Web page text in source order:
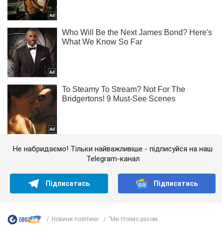
Не набридаємо! Тільки найважливіше - підписуйся на наш
Telegram-канал
Підписатись Підписатись
Новини політики "Ми стоїмо разом...